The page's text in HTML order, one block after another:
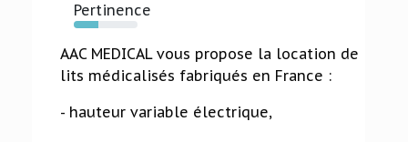
Pertinence
38%
AAC MEDICAL vous propose la location de
lits médicalisés fabriqués en France :
- hauteur variable électrique,